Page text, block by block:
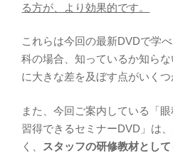
る方が、より効果的です。
これらは今回の最新DVDで学
科の場合、知っているか知ら
に大きな差を及ぼす点がいくつ
また、今回ご案内している「
習得できるセミナーDVD」は
く、 スタッフの研修教材として